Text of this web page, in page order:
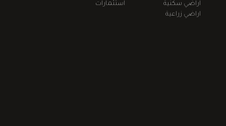
اراضي سكنية
اراضي زراعية
استثمارات